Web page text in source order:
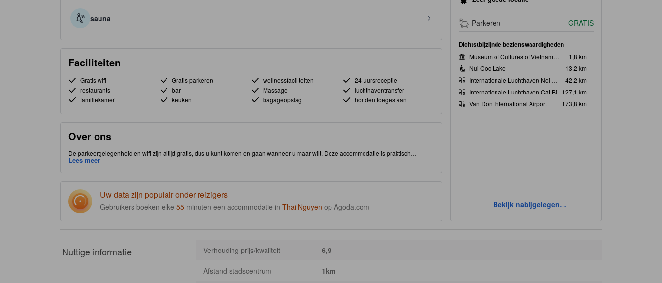
sauna
Faciliteiten
Gratis wifi Gratis parkeren wellnessfaciliteiten
24-uursreceptie
restaurants
bar Massage
luchthaventransfer
familiekamer
keuken bagageopslag honden toegestaan
Over ons
De parkeergelegenheid en wifi zijn altijd gratis, dus u kunt komen en gaan wanneer u maar wilt. Deze accommodatie is praktisch
gelegen in Thai Nguyen in Thai Nguyen, waardoor u dichtbij attracties en interessante dineergelegenheden bent. Deze hoogwaardige
Lees meer
Uw data zijn populair onder reizigers
Gebruikers boeken elke 55 minuten een accommodatie in Thai Nguyen op Agoda.com
Parkeren GRATIS
Dichtstbijzijnde bezienswaardigheden
Museum of Cultures of Vietnam's Ethnic Groups
1,8 km
Nui Coc Lake
13,2 km
Internationale Luchthaven Noi Bai
42,2 km
Internationale Luchthaven Cat Bi
127,1 km
Van Don International Airport
173,8 km
Bekijk nabijgelegen
Nuttige informatie Verhouding prijs/kwaliteit 6,9
Afstand stadscentrum 1km